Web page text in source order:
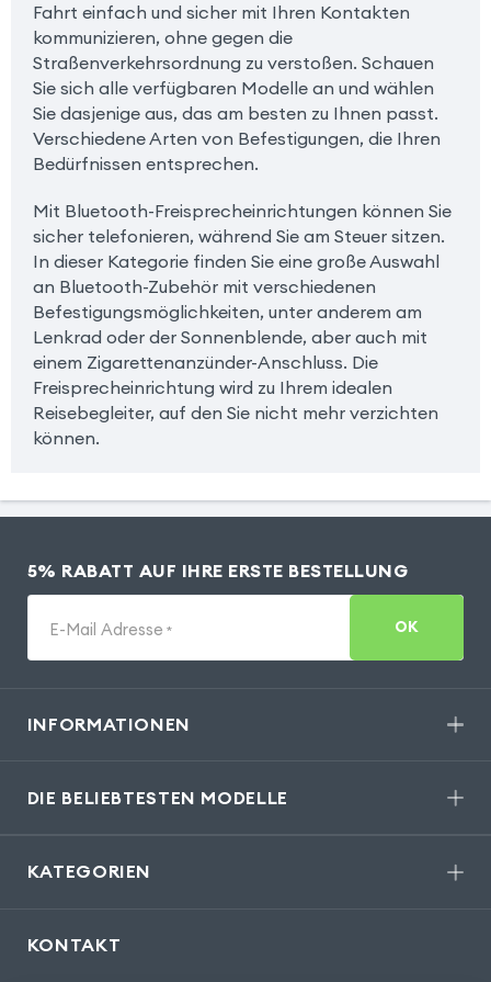
Fahrt einfach und sicher mit Ihren Kontakten
kommunizieren, ohne gegen die
Straßenverkehrsordnung zu verstoßen. Schauen
Sie sich alle verfügbaren Modelle an und wählen
Sie dasjenige aus, das am besten zu Ihnen passt.
Verschiedene Arten von Befestigungen, die Ihren
Bedürfnissen entsprechen.
Mit Bluetooth-Freisprecheinrichtungen können Sie
sicher telefonieren, während Sie am Steuer sitzen.
In dieser Kategorie finden Sie eine große Auswahl
an Bluetooth-Zubehör mit verschiedenen
Befestigungsmöglichkeiten, unter anderem am
Lenkrad oder der Sonnenblende, aber auch mit
einem Zigarettenanzünder-Anschluss. Die
Freisprecheinrichtung wird zu Ihrem idealen
Reisebegleiter, auf den Sie nicht mehr verzichten
können.
5% RABATT AUF IHRE ERSTE BESTELLUNG
E-Mail Adresse * OK
INFORMATIONEN
DIE BELIEBTESTEN MODELLE
KATEGORIEN
KONTAKT